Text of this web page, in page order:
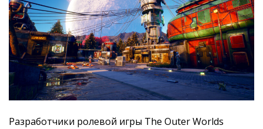
Разработчики ролевой игры The Outer Worlds